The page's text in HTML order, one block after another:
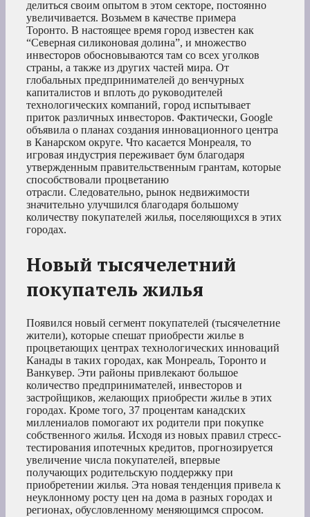
делиться своим опытом в этом секторе, постоянно
увеличивается. Возьмем в качестве примера
Торонто. В настоящее время город известен как
“Северная силиконовая долина”, и множество
инвесторов обосновываются там со всех уголков
страны, а также из других частей мира. От
глобальных предпринимателей до венчурных
капиталистов и вплоть до руководителей
технологических компаний, город испытывает
приток различных инвесторов. Фактически, Google
объявила о планах создания инновационного центра
в Канарском округе. Что касается Монреаля, то
игровая индустрия переживает бум благодаря
утвержденным правительственным грантам, которые
способствовали процветанию
отрасли. Следовательно, рынок недвижимости
значительно улучшился благодаря большому
количеству покупателей жилья, поселяющихся в этих
городах.
Новый тысячелетний
покупатель жилья
Появился новый сегмент покупателей (тысячелетние
жители), которые спешат приобрести жилье в
процветающих центрах технологических инноваций
Канады в таких городах, как Монреаль, Торонто и
Ванкувер. Эти районы привлекают большое
количество предпринимателей, инвесторов и
застройщиков, желающих приобрести жилье в этих
городах. Кроме того, 37 процентам канадских
миллениалов помогают их родители при покупке
собственного жилья. Исходя из новых правил стресс-
тестирования ипотечных кредитов, прогнозируется
увеличение числа покупателей, впервые
получающих родительскую поддержку при
приобретении жилья. Эта новая тенденция привела к
неуклонному росту цен на дома в разных городах и
регионах, обусловленному меняющимся спросом.